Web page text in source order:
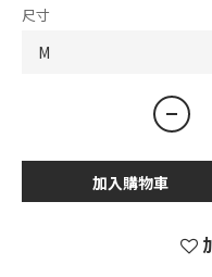
尺寸
加入購物車